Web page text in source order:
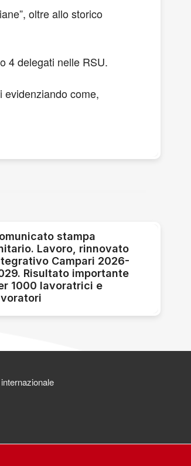
oltre allo storico
4 delegati nelle RSU.
evidenziando come,
stampa
Lavoro, rinnovato
Campari 2026-
Risultato importante
1000 lavoratrici e